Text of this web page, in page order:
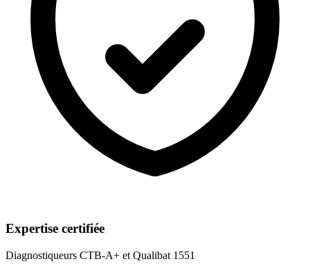
Expertise certifiée
Diagnostiqueurs CTB-A+ et Qualibat 1551